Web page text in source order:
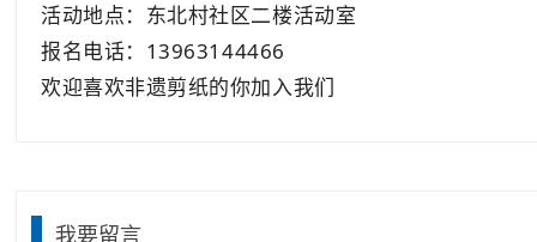
活动地点：东北村社区二楼活动室
报名电话：13963144466
欢迎喜欢非遗剪纸的你加入我们
我要留言